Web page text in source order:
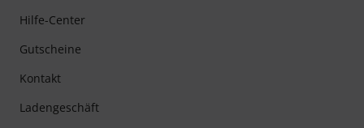
Hilfe-Center
Gutscheine
Kontakt
Ladengeschäft